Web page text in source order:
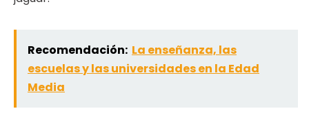
Recomendación: La enseñanza, las
escuelas y las universidades en la Edad
Media